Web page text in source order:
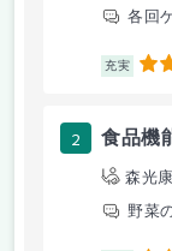
各回
充実 4.5
2 食品機
森光
野菜